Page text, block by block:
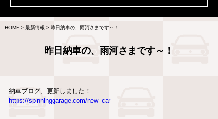
HOME > 最新情報 > 昨日納車の、雨河さまです～！
昨日納車の、雨河さまです～！
納車ブログ、更新しました！
https://spinninggarage.com/new_car